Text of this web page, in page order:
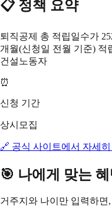
📋 정책 요약
퇴직공제 총 적립일수가
개월(신청일 전월 기준) 적
건설노동자
⏰
신청 기간
상시모집
🔗 공식 사이트에서 자세히
🎯 나에게 맞는
거주지와 나이만 입력하면